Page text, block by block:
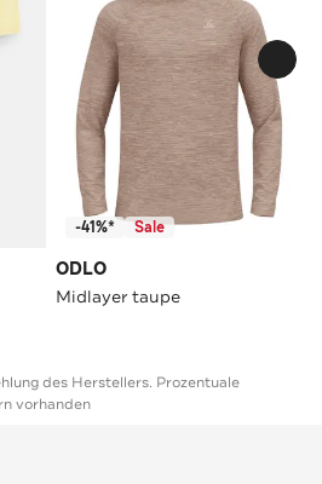
-41%* Sale
ODLO
Midlayer taupe
des Herstellers. Prozentuale
vorhanden